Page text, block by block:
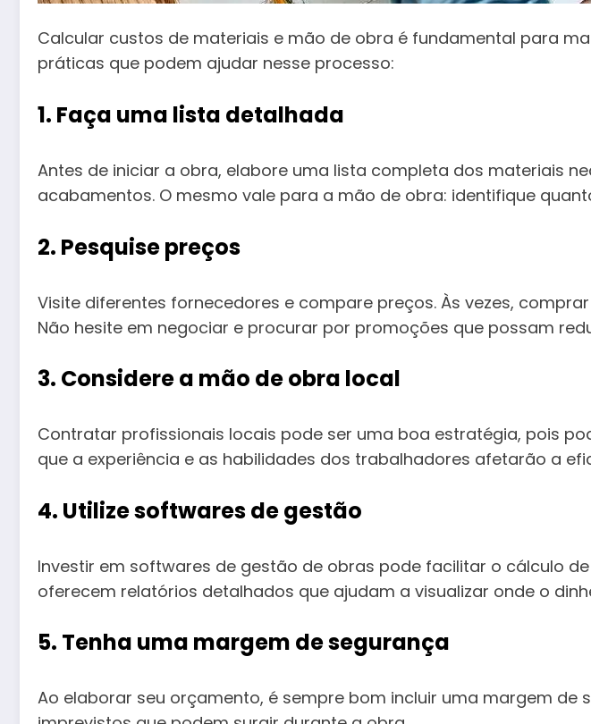
Calcular custos de materiais e mão de obra é fundamental para
práticas que podem ajudar nesse processo:
1. Faça uma lista detalhada
Antes de iniciar a obra, elabore uma lista completa dos materiais
acabamentos. O mesmo vale para a mão de obra: identifique
2. Pesquise preços
Visite diferentes fornecedores e compare preços. Às vezes,
Não hesite em negociar e procurar por promoções que possam
3. Considere a mão de obra local
Contratar profissionais locais pode ser uma boa estratégia, pois
que a experiência e as habilidades dos trabalhadores afetarão a
4. Utilize softwares de gestão
Investir em softwares de gestão de obras pode facilitar o cálculo
oferecem relatórios detalhados que ajudam a visualizar onde o
5. Tenha uma margem de segurança
Ao elaborar seu orçamento, é sempre bom incluir uma margem de